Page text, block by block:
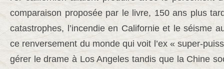
comparaison proposée par le livre, 150 ans plus
catastrophes, l’incendie en Californie et le séisme
ce renversement du monde qui voit l’ex « super-
gérer le drame à Los Angeles tandis que la Chine